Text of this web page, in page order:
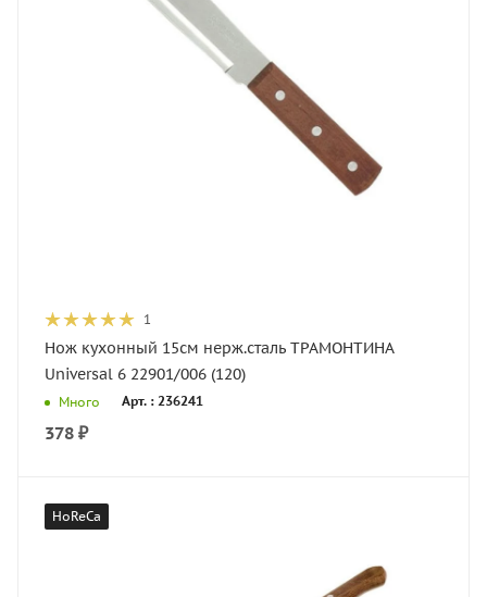
1
Нож кухонный 15см нерж.сталь ТРАМОНТИНА
Universal 6 22901/006 (120)
Много Арт. : 236241
378 ₽
HoReCa